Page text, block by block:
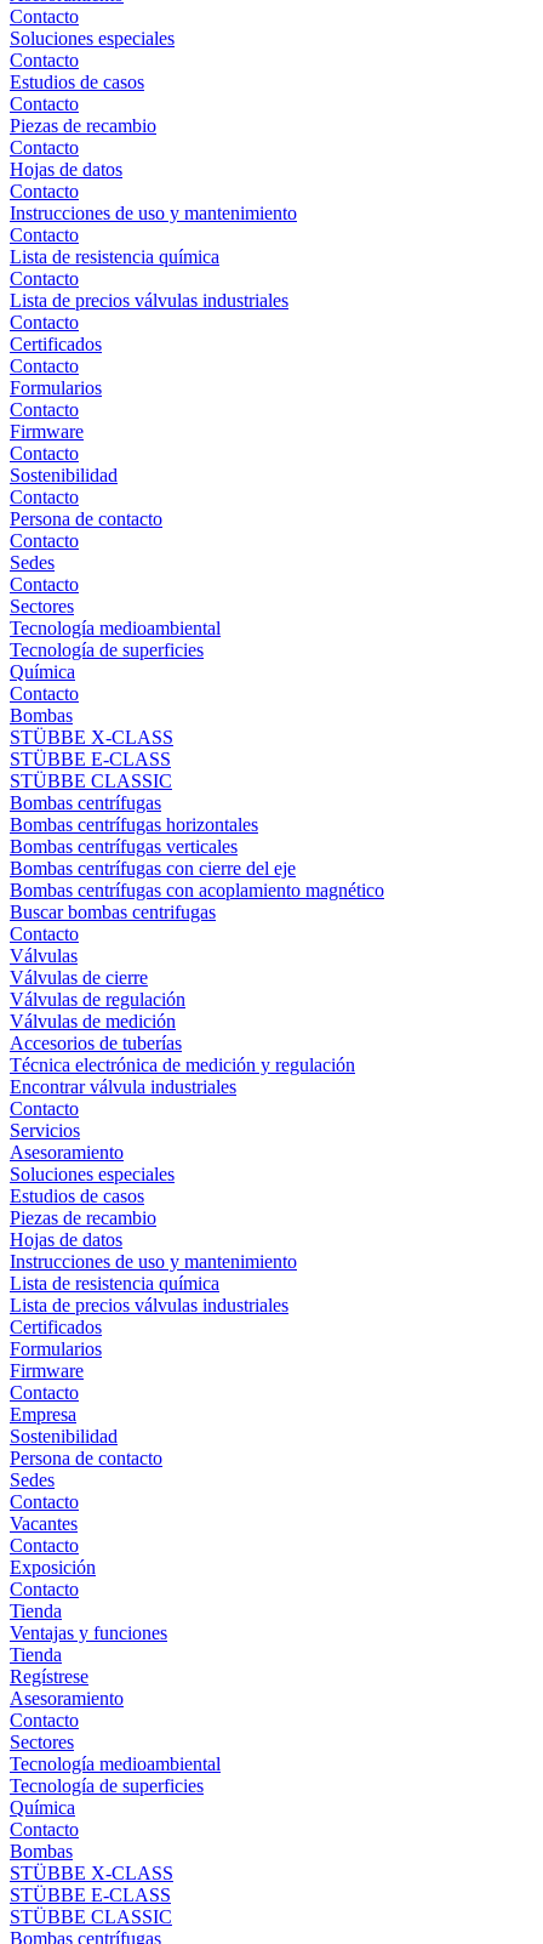
Contacto
Soluciones especiales
Contacto
Estudios de casos
Contacto
Piezas de recambio
Contacto
Hojas de datos
Contacto
Instrucciones de uso y mantenimiento
Contacto
Lista de resistencia química
Contacto
Lista de precios válvulas industriales
Contacto
Certificados
Contacto
Formularios
Contacto
Firmware
Contacto
Sostenibilidad
Contacto
Persona de contacto
Contacto
Sedes
Contacto
Sectores
Tecnología medioambiental
Tecnología de superficies
Química
Contacto
Bombas
STÜBBE X-CLASS
STÜBBE E-CLASS
STÜBBE CLASSIC
Bombas centrífugas
Bombas centrífugas horizontales
Bombas centrífugas verticales
Bombas centrífugas con cierre del eje
Bombas centrífugas con acoplamiento magnético
Buscar bombas centrifugas
Contacto
Válvulas
Válvulas de cierre
Válvulas de regulación
Válvulas de medición
Accesorios de tuberías
Técnica electrónica de medición y regulación
Encontrar válvula industriales
Contacto
Servicios
Asesoramiento
Soluciones especiales
Estudios de casos
Piezas de recambio
Hojas de datos
Instrucciones de uso y mantenimiento
Lista de resistencia química
Lista de precios válvulas industriales
Certificados
Formularios
Firmware
Contacto
Empresa
Sostenibilidad
Persona de contacto
Sedes
Contacto
Vacantes
Contacto
Exposición
Contacto
Tienda
Ventajas y funciones
Tienda
Regístrese
Asesoramiento
Contacto
Sectores
Tecnología medioambiental
Tecnología de superficies
Química
Contacto
Bombas
STÜBBE X-CLASS
STÜBBE E-CLASS
STÜBBE CLASSIC
Bombas centrífugas